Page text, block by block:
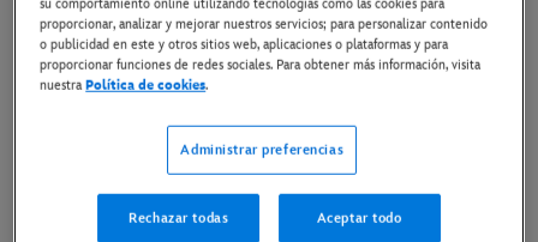
4 de septiembre de 2025
La comedia tendrá su estreno mundial en la 73ª
edición del Festival Internacional de cine de San
Sebastián
su comportamiento online utilizando tecnologías como las cookies para
proporcionar, analizar y mejorar nuestros servicios; para personalizar contenido
o publicidad en este y otros sitios web, aplicaciones o plataformas y para
proporcionar funciones de redes sociales. Para obtener más información, visita
nuestraPolítica de cookies.
Administrar preferencias
Rechazar todas Aceptar todo